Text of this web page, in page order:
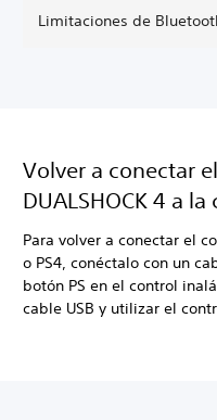
Limitaciones de
Volver a conectar
DUALSHOCK 4 a la
Para volver a conectar el
o PS4, conéctalo con un
botón PS en el control
cable USB y utilizar el